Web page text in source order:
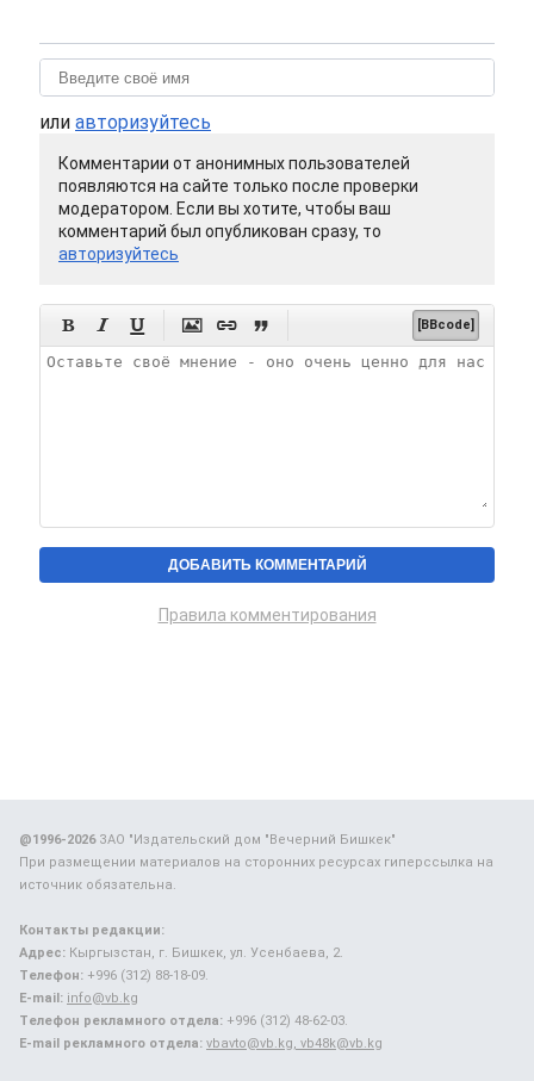
или авторизуйтесь
Комментарии от анонимных пользователей
появляются на сайте только после проверки
модератором. Если вы хотите, чтобы ваш
комментарий был опубликован сразу, то
авторизуйтесь
      [BBcode]
Правила комментирования
@1996-2026ЗАО "Издательский дом "Вечерний Бишкек"
При размещении материалов на сторонних ресурсах гиперссылка на
источник обязательна.
Контакты редакции:
Адрес: Кыргызстан, г. Бишкек, ул. Усенбаева, 2.
Телефон: +996 (312) 88-18-09.
E-mail: info@vb.kg
Телефон рекламного отдела: +996 (312) 48-62-03.
E-mail рекламного отдела: vbavto@vb.kg, vb48k@vb.kg